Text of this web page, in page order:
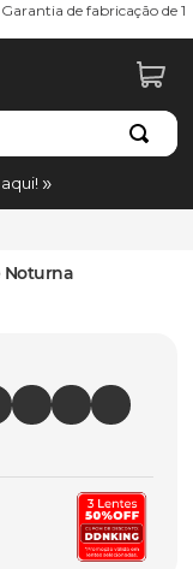
de fabricação de 1
Noturna